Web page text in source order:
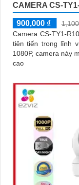
CAMERA CS-
900,000 ₫
Camera CS-TY1-
tiên tiến trong lĩnh vực giám sát.
1080P, camera này
cao